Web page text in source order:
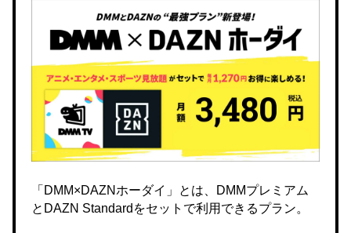
「DMM×DAZNホーダイ」とは、DMMプレミアム
とDAZN Standardをセットで利用できるプラン。